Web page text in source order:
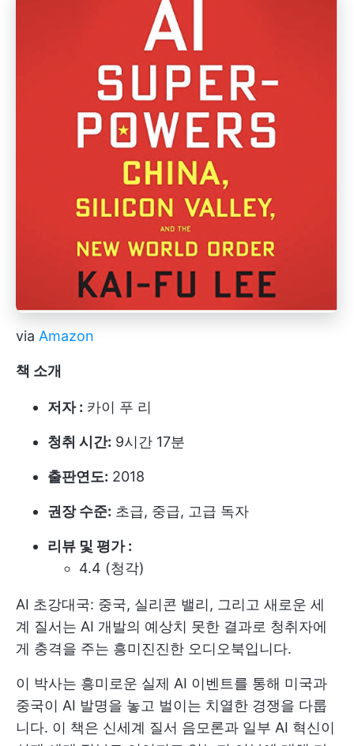
via Amazon
책 소개
저자 : 카이 푸 리
청취 시간: 9시간 17분
출판연도: 2018
권장 수준: 초급, 중급, 고급 독자
리뷰 및 평가 :
4.4 (청각)
AI 초강대국: 중국, 실리콘 밸리, 그리고 새로운 세
계 질서는 AI 개발의 예상치 못한 결과로 청취자에
게 충격을 주는 흥미진진한 오디오북입니다.
이 박사는 흥미로운 실제 AI 이벤트를 통해 미국과
중국이 AI 발명을 놓고 벌이는 치열한 경쟁을 다룹
니다. 이 책은 신세계 질서 음모론과 일부 AI 혁신이